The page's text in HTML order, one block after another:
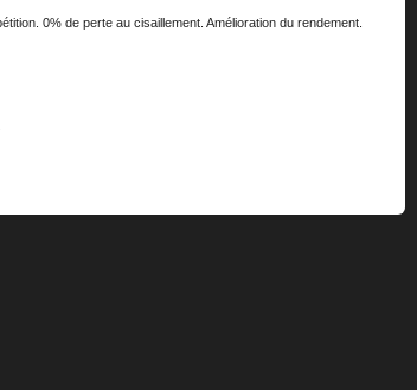
0% de perte au cisaillement. Amélioration du rendement.